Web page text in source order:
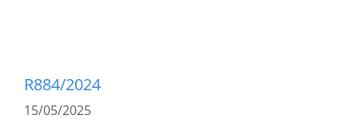
R884/2024
15/05/2025